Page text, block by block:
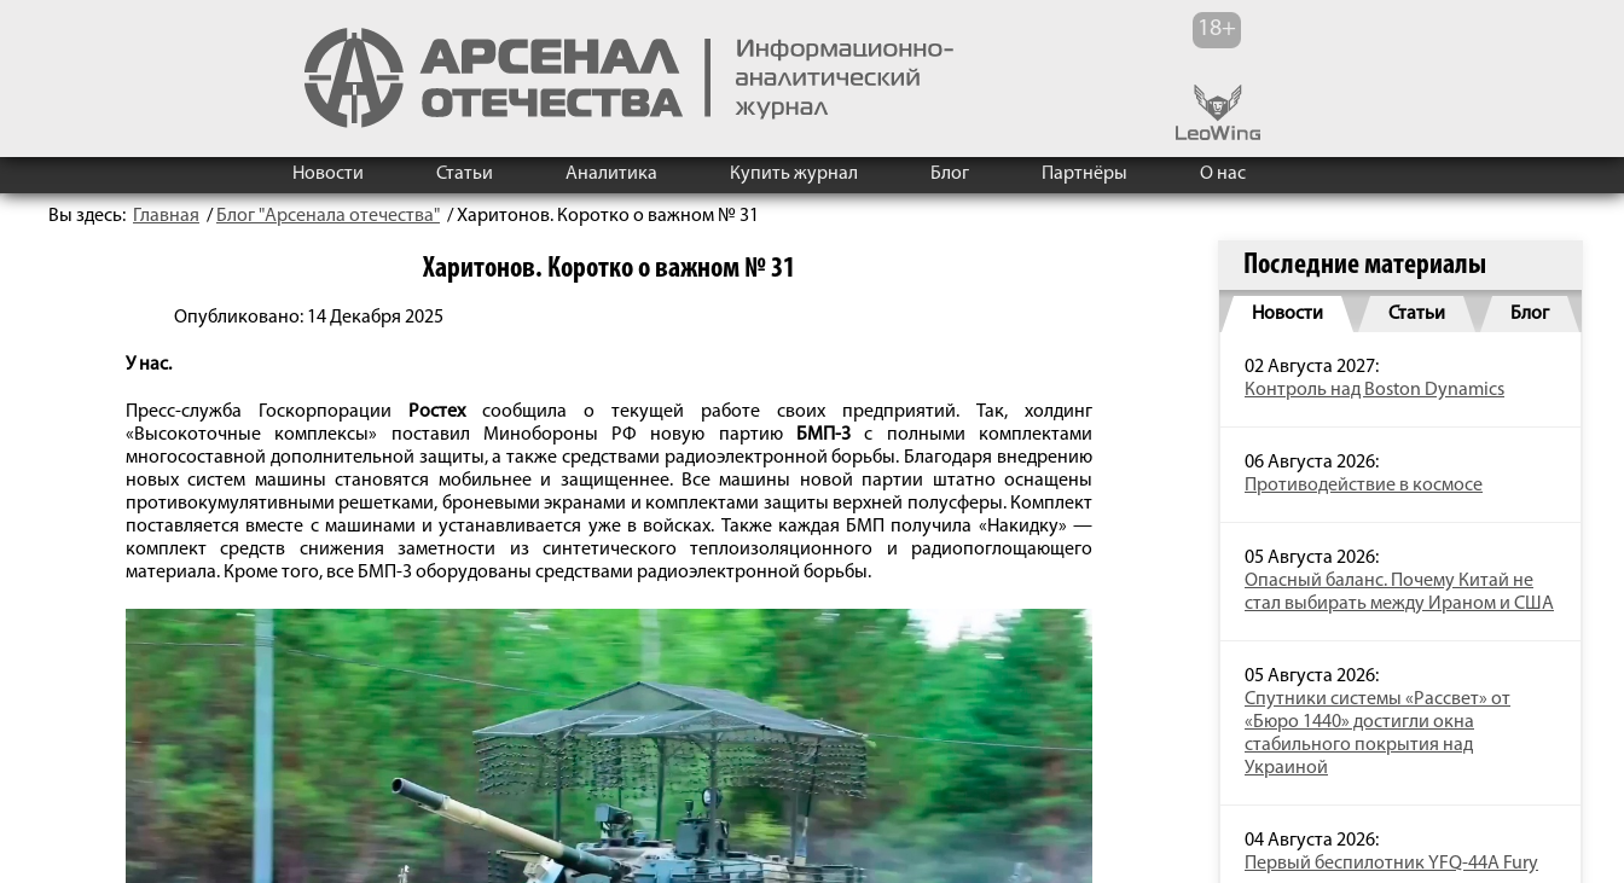
Новости Статьи Аналитика Купить журнал Блог Партнёры О нас
Вы здесь: Главная / Блог "Арсенала отечества" /Харитонов. Коротко о важном № 31
Харитонов. Коротко о важном № 31
Опубликовано: 14 Декабря 2025
У нас.
Пресс-служба Госкорпорации Ростех сообщила о текущей работе своих предприятий. Так, холдинг
«Высокоточные комплексы» поставил Минобороны РФ новую партию БМП-3 с полными комплектами
многосоставной дополнительной защиты, а также средствами радиоэлектронной борьбы. Благодаря внедрению
новых систем машины становятся мобильнее и защищеннее. Все машины новой партии штатно оснащены
противокумулятивными решетками, броневыми экранами и комплектами защиты верхней полусферы. Комплект
поставляется вместе с машинами и устанавливается уже в войсках. Также каждая БМП получила «Накидку» —
комплект средств снижения заметности из синтетического теплоизоляционного и радиопоглощающего
материала. Кроме того, все БМП-3 оборудованы средствами радиоэлектронной борьбы.
Последние материалы
Новости Статьи Блог
02 Августа 2027:
Контроль над Boston Dynamics
06 Августа 2026:
Противодействие в космосе
05 Августа 2026:
Опасный баланс. Почему Китай не
стал выбирать между Ираном и США
05 Августа 2026:
Спутники системы «Рассвет» от
«Бюро 1440» достигли окна
стабильного покрытия над
Украиной
04 Августа 2026:
Первый беспилотник YFQ-44A Fury